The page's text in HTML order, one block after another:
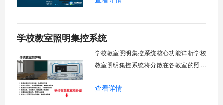
警。管理人员通过平台统一管控，减少人
工巡检工作量，延长设备使用寿命，节约
学校教室照明集控系统
学校教室照明集控系统核心功能详析学校
教室照明集控系统将分散在各教室的照明
关、按需调光、定时策略、能耗监测、故
查看详情